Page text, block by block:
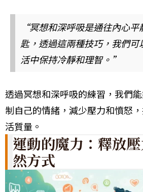
“冥想和深呼吸是通往內心平
匙，透過這兩種技巧，我們可
活中保持冷靜和理智。”
透過冥想和深呼吸的練習，我們
制自己的情緒，減少壓力和憤怒
活質量。
運動的魔力：釋放
然方式